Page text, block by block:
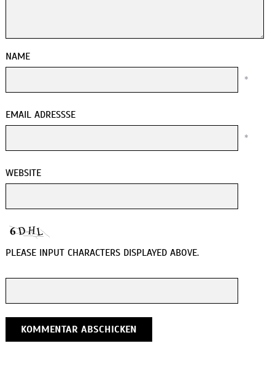
NAME
*
EMAIL ADRESSSE
*
WEBSITE
PLEASE INPUT CHARACTERS DISPLAYED ABOVE.